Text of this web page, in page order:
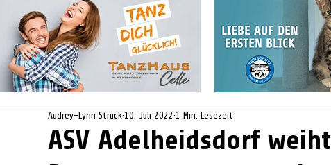
ASV Adelheidsdorf weiht
Audrey-Lynn Struck 10. Juli 2022 1 Min. Lesezeit